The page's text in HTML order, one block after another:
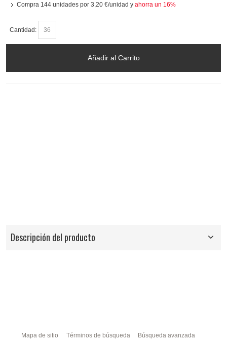
Compra 144 unidades por 3,20 €/unidad y ahorra un 16%
Cantidad:
Añadir al Carrito
Descripción del producto
Mapa de sitio Términos de búsqueda Búsqueda avanzada